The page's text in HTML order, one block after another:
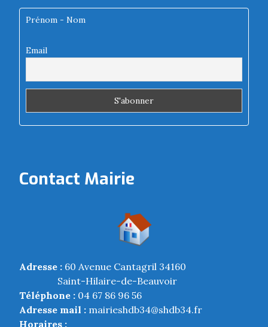
Prénom - Nom
Email
Contact Mairie
Adresse : 60 Avenue Cantagril 34160
Saint-Hilaire-de-Beauvoir
Téléphone : 04 67 86 96 56
Adresse mail : mairieshdb34@shdb34.fr
Horaires :